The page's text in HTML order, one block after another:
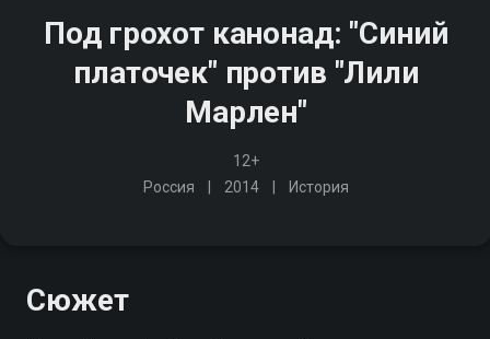
Под грохот канонад: "Синий
платочек" против "Лили
Марлен"
12+
Россия
2014 История
Сюжет